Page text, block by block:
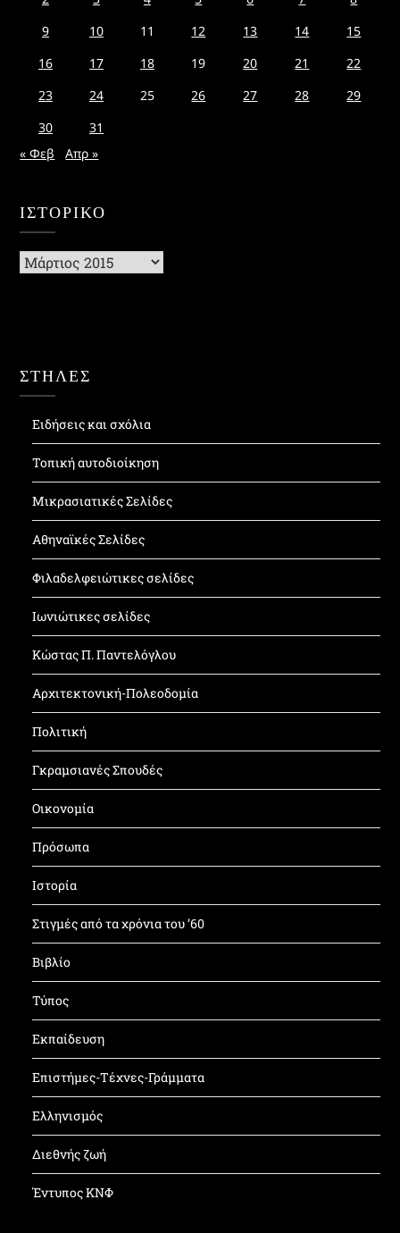
9
10 11 12 13 14
15
16
17 18 19 20 21
22
23
24 25 26 27 28
29
30
31
« Φεβ
Απρ »
ΙΣΤΟΡΙΚΌ
Ιστορικό
ΣΤΗΛΕΣ
Ειδήσεις και σχόλια
Τοπική αυτοδιοίκηση
Μικρασιατικές Σελίδες
Αθηναϊκές Σελίδες
Φιλαδελφειώτικες σελίδες
Ιωνιώτικες σελίδες
Κώστας Π. Παντελόγλου
Αρχιτεκτονική-Πολεοδομία
Πολιτική
Γκραμσιανές Σπουδές
Οικονομία
Πρόσωπα
Ιστορία
Στιγμές από τα χρόνια του ’60
Βιβλίο
Τύπος
Εκπαίδευση
Επιστήμες-Τέχνες-Γράμματα
Ελληνισμός
Διεθνής ζωή
Έντυπος ΚΝΦ